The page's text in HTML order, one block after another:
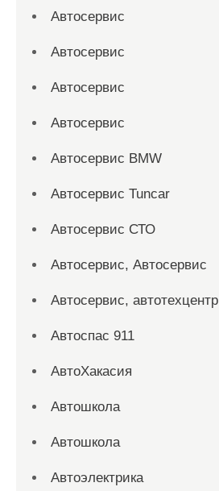
Автосервис
Автосервис
Автосервис
Автосервис
Автосервис BMW
Автосервис Tuncar
Автосервис СТО
Автосервис, Автосервис
Автосервис, автотехцентр
Автоспас 911
АвтоХакасия
Автошкола
Автошкола
Автоэлектрика